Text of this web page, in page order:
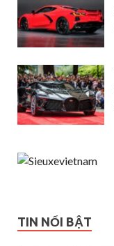
TIN NỔI BẬT